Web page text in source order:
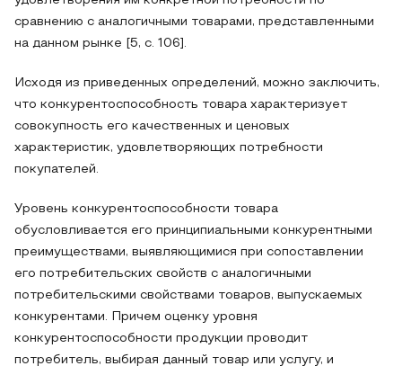
сравнению с аналогичными товарами, представленными
на данном рынке [5, с. 106].
Исходя из приведенных определений, можно заключить,
что конкурентоспособность товара характеризует
совокупность его качественных и ценовых
характеристик, удовлетворяющих потребности
покупателей.
Уровень конкурентоспособности товара
обусловливается его принципиальными конкурентными
преимуществами, выявляющимися при сопоставлении
его потребительских свойств с аналогичными
потребительскими свойствами товаров, выпускаемых
конкурентами. Причем оценку уровня
конкурентоспособности продукции проводит
потребитель, выбирая данный товар или услугу, и